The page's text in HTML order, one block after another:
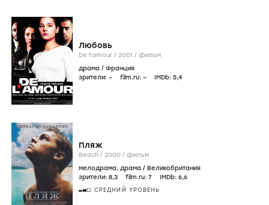
Любовь
De l'amour / 2001 / фильм
драма / Франция
зрители: – film.ru: – IMDb: 5,4
Пляж
Beach / 2000 / фильм
мелодрама, драма / Великобритания
зрители: 8,3 film.ru: 7 IMDb: 6,6
СРЕДНИЙ УРОВЕНЬ